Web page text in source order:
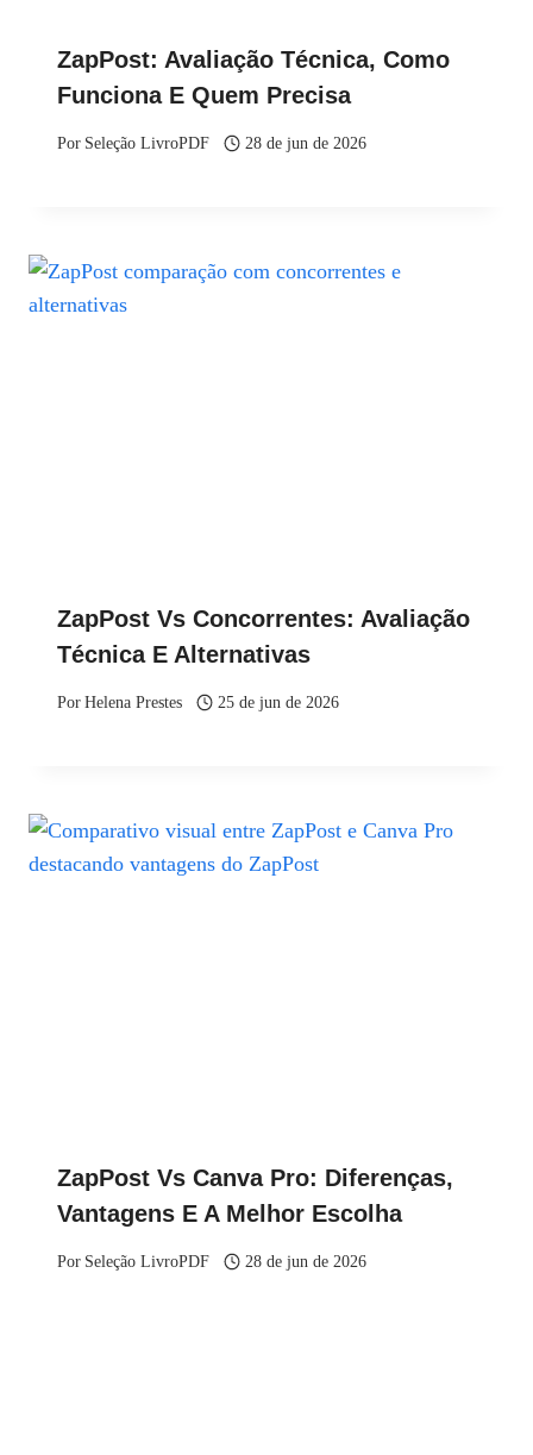
ZapPost: Avaliação Técnica, Como
Funciona E Quem Precisa
Por Seleção LivroPDF 28 de jun de 2026
ZapPost Vs Concorrentes: Avaliação
Técnica E Alternativas
PorHelena Prestes 25 de jun de 2026
ZapPost Vs Canva Pro: Diferenças,
Vantagens E A Melhor Escolha
Por Seleção LivroPDF 28 de jun de 2026